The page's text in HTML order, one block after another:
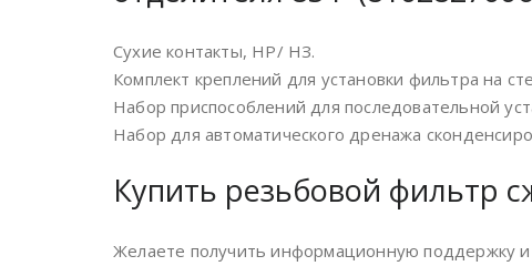
Сухие контакты, НР/ НЗ.
Комплект креплений для установки фильтра на
Набор приспособлений для последовательной
Набор для автоматического дренажа
Купить резьбовой фильтр
Желаете получить информационную поддержку